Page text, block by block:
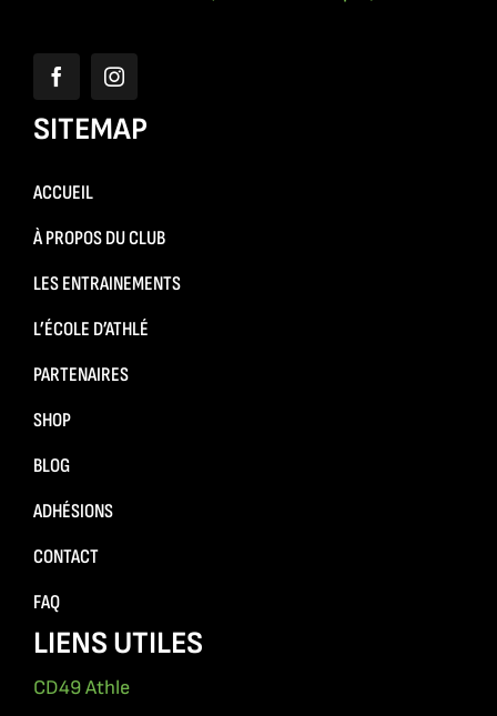
SITEMAP
ACCUEIL
À PROPOS DU CLUB
LES ENTRAINEMENTS
L’ÉCOLE D’ATHLÉ
PARTENAIRES
SHOP
BLOG
ADHÉSIONS
CONTACT
FAQ
LIENS UTILES
CD49 Athle